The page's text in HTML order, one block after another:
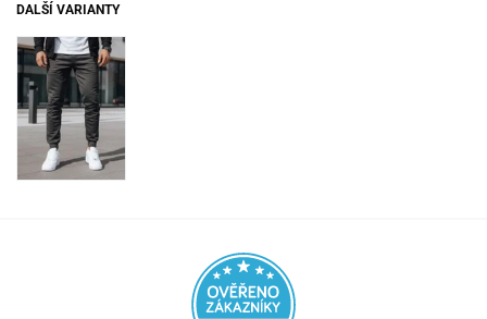
DALŠÍ VARIANTY